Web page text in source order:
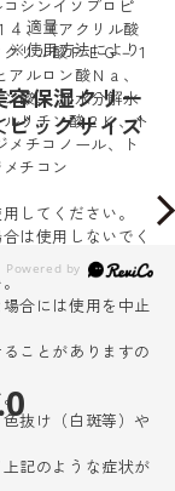
保湿クリー
ッグサイズ
シンイソプロピ
４、（アクリル酸
リル酸ＰＥＧ－１
ルロン酸Ｎａ、
酸、 加水分解水
リチン酸２Ｋ、ト
チコノール、ト
チコン
してください。
は使用しないでく
合には使用を中止
ことがありますの
抜け（白斑等）や
記のような症状が
：適量
使用方法により